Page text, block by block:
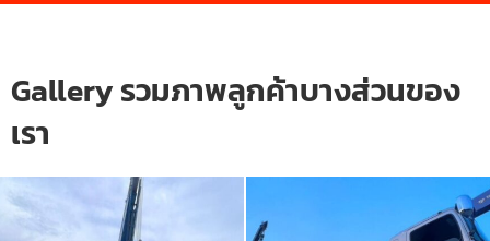
Gallery รวมภาพลูกค้าบางส่วนของ
เรา